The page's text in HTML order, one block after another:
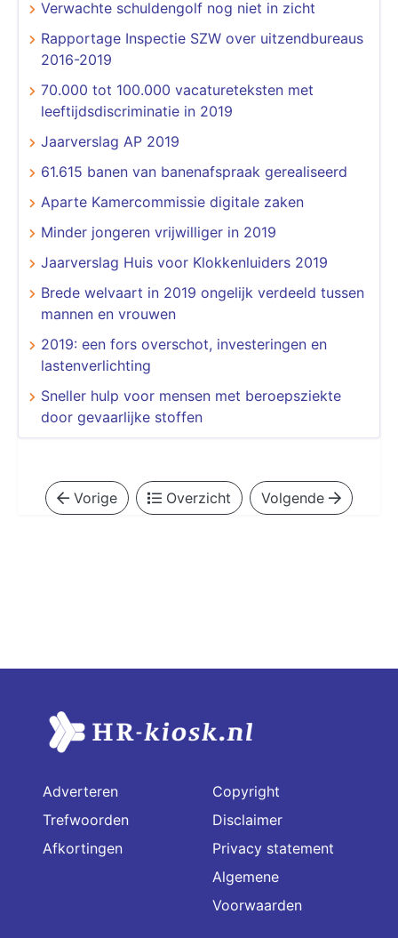
Verwachte schuldengolf nog niet in zicht
Rapportage Inspectie SZW over uitzendbureaus
2016-2019
70.000 tot 100.000 vacatureteksten met
leeftijdsdiscriminatie in 2019
Jaarverslag AP 2019
61.615 banen van banenafspraak gerealiseerd
Aparte Kamercommissie digitale zaken
Minder jongeren vrijwilliger in 2019
Jaarverslag Huis voor Klokkenluiders 2019
Brede welvaart in 2019 ongelijk verdeeld tussen
mannen en vrouwen
2019: een fors overschot, investeringen en
lastenverlichting
Sneller hulp voor mensen met beroepsziekte
door gevaarlijke stoffen
Vorige Overzicht Volgende
Adverteren
Trefwoorden
Afkortingen
Copyright
Disclaimer
Privacy statement
Algemene
Voorwaarden